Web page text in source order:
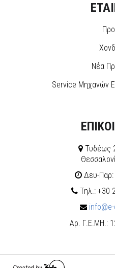
Νέα
Service Μηχανών
Τυδέως
Δευ-Παρ:
Τηλ.: +30
Αρ. Γ.Ε.ΜΗ.: